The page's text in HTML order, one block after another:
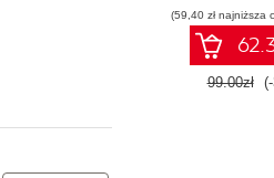
skalowanie
oraz jej
(59,40 zł najniższa
99.00zł